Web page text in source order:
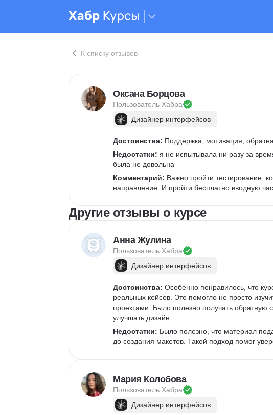
К списку отзывов
Оксана Борцова
Пользователь Хабра
Дизайнер интерфейсов
Достоинства: Поддержка, мотивация,
Недостатки: я не испытывала ни разу за
была не довольна
Комментарий: Важно пройти тестирование,
направление. И пройти бесплатно вводную
Другие отзывы о курсе
Анна Жулина
Пользователь Хабра
Дизайнер интерфейсов
Достоинства: Особенно понравилось, что
реальных кейсов. Это помогло не просто
проектами. Было полезно получать обратную
улучшать дизайн.
Недостатки: Было полезно, что материал
до создания макетов. Такой подход помог
Мария Колобова
Пользователь Хабра
Дизайнер интерфейсов